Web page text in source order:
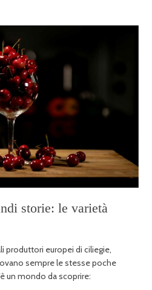
storie: le varietà
produttori europei di ciliegie,
sempre le stesse poche
un mondo da scoprire: